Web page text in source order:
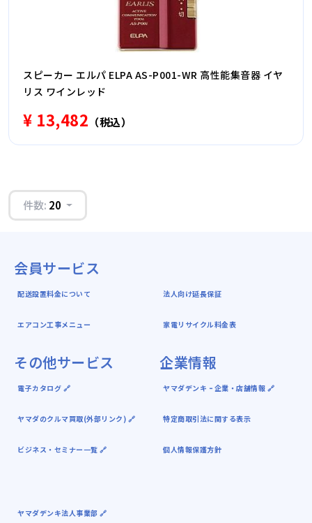
スピーカー エルパ ELPA AS-P001-WR 高性能集音器 イヤ
リス ワインレッド
¥ 13,482 （税込）
件数: 20
会員サービス
配送設置料金について
エアコン工事メニュー
法人向け延長保証
家電リサイクル料金表
その他サービス
電子カタログ 🔗
ヤマダのクルマ買取(外部リンク) 🔗
ビジネス・セミナー一覧 🔗
企業情報
ヤマダデンキ ｰ 企業・店舗情報 🔗
特定商取引法に関する表示
個人情報保護方針
ヤマダデンキ法人事業部 🔗